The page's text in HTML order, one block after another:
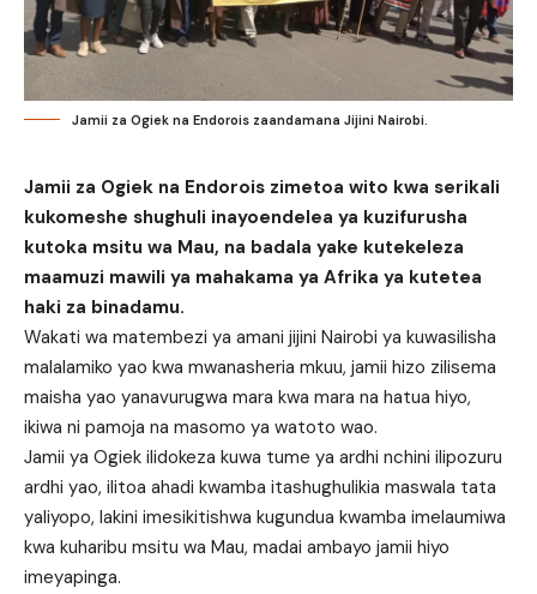
Jamii za Ogiek na Endorois zaandamana Jijini Nairobi.
Jamii za Ogiek na Endorois zimetoa wito kwa serikali
kukomeshe shughuli inayoendelea ya kuzifurusha
kutoka msitu wa Mau, na badala yake kutekeleza
maamuzi mawili ya mahakama ya Afrika ya kutetea
haki za binadamu.
Wakati wa matembezi ya amani jijini Nairobi ya kuwasilisha
malalamiko yao kwa mwanasheria mkuu, jamii hizo zilisema
maisha yao yanavurugwa mara kwa mara na hatua hiyo,
ikiwa ni pamoja na masomo ya watoto wao.
Jamii ya Ogiek ilidokeza kuwa tume ya ardhi nchini ilipozuru
ardhi yao, ilitoa ahadi kwamba itashughulikia maswala tata
yaliyopo, lakini imesikitishwa kugundua kwamba imelaumiwa
kwa kuharibu msitu wa Mau, madai ambayo jamii hiyo
imeyapinga.